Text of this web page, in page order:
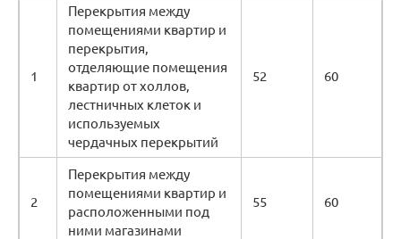
1
Перекрытия между
помещениями квартир и
перекрытия,
отделяющие помещения
квартир от холлов,
лестничных клеток и
используемых
чердачных перекрытий
52 60
2
Перекрытия между
помещениями квартир и
расположенными под
ними магазинами
55 60